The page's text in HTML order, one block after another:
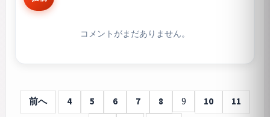
コメントがまだありません。
前へ 4 5 6 7 8 9 10
11